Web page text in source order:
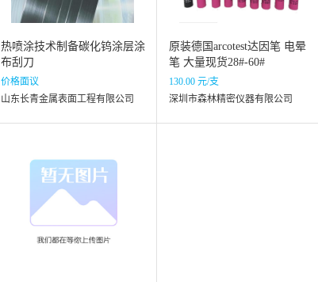
热喷涂技术制备碳化钨涂层涂
布刮刀
价格面议
山东长青金属表面工程有限公司
原装德国arcotest达因笔 电晕
笔 大量现货28#-60#
130.00 元/支
深圳市森林精密仪器有限公司